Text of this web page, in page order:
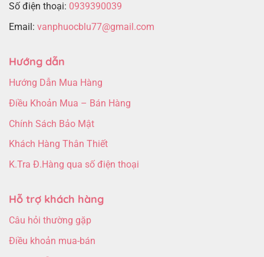
Số điện thoại: 0939390039
Email: vanphuocblu77@gmail.com
Hướng dẫn
Hướng Dẫn Mua Hàng
Điều Khoản Mua – Bán Hàng
Chính Sách Bảo Mật
Khách Hàng Thân Thiết
K.Tra Đ.Hàng qua số điện thoại
Hỗ trợ khách hàng
Câu hỏi thường gặp
Điều khoản mua-bán